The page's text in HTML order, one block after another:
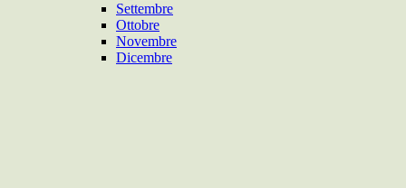
Settembre
Ottobre
Novembre
Dicembre